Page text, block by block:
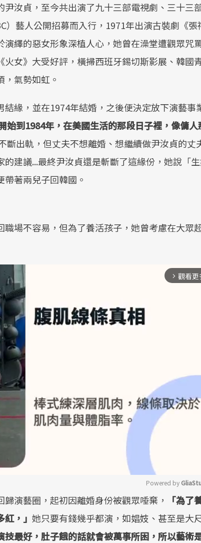
汝貞，至今共出演了九十三部電視劇、三十三
）藝人公開招募而入行，1971年出演古裝劇《張
繹的惡女形象深植人心，她曾在澡堂遭觀眾咒
女》大受好評，橫掃西班牙錫切斯影展、韓國
氣勢如虹。
緣，並在1974年結婚，之後便決定放下演藝事
始到1984年，在美國生活的那段日子裡，像傭人
斷出軌，但丈夫不想離婚、想繼續做尹汝貞的丈
建議...最終尹汝貞還是斬斷了這緣份，她說「
著兩兒子回韓國。
場不容易，但為了養活孩子，她曾考慮在大眾
arrow_forward_ios 觀看更
Mute
Powered by
演藝圈，起初因離婚身份被觀眾唾棄，
「為了
，」 她只要有錢幾乎都演，如娼妓、甚至是大
技最好，肚子餓的話就會被萬事所困，所以藝術